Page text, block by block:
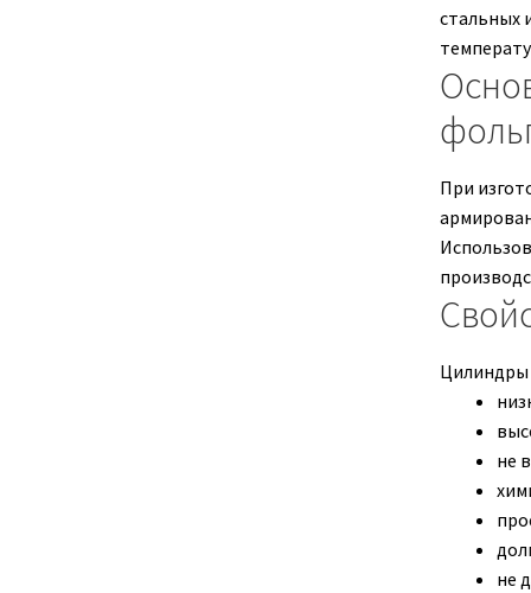
стальных
При
Цилиндры
не
не